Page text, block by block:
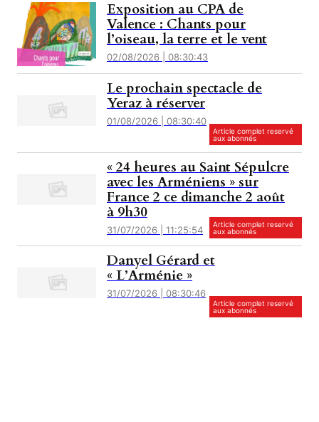
Exposition au CPA de
Valence : Chants pour
l’oiseau, la terre et le vent
02/08/2026 | 08:30:43
Le prochain spectacle de
Yeraz à réserver
01/08/2026 | 08:30:40
Article complet reservé
aux abonnés
« 24 heures au Saint Sépulcre
avec les Arméniens » sur
France 2 ce dimanche 2 août
à 9h30
31/07/2026 | 11:25:54
Article complet reservé
aux abonnés
Danyel Gérard et
« L’Arménie »
31/07/2026 | 08:30:46
Article complet reservé
aux abonnés